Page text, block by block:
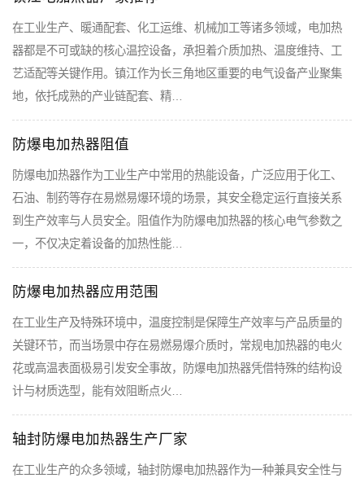
在工业生产、暖通配套、化工运维、机械加工等诸多领域，电加热
器都是不可或缺的核心温控设备，承担着介质加热、温度维持、工
艺适配等关键作用。镇江作为长三角地区重要的电气设备产业聚集
地，依托成熟的产业链配套、精…
防爆电加热器阻值
防爆电加热器作为工业生产中常用的热能设备，广泛应用于化工、
石油、制药等存在易燃易爆环境的场景，其安全稳定运行直接关系
到生产效率与人员安全。阻值作为防爆电加热器的核心电气参数之
一，不仅决定着设备的加热性能…
防爆电加热器应用范围
在工业生产及特殊环境中，温度控制是保障生产效率与产品质量的
关键环节，而当场景中存在易燃易爆介质时，常规电加热器的电火
花或高温表面极易引发安全事故，防爆电加热器凭借特殊的结构设
计与材质选型，能有效阻断点火…
轴封防爆电加热器生产厂家
在工业生产的众多领域，轴封防爆电加热器作为一种兼具安全性与